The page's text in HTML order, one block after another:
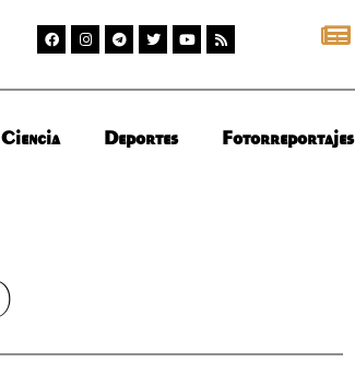
Ciencia Deportes Fotorreportajes